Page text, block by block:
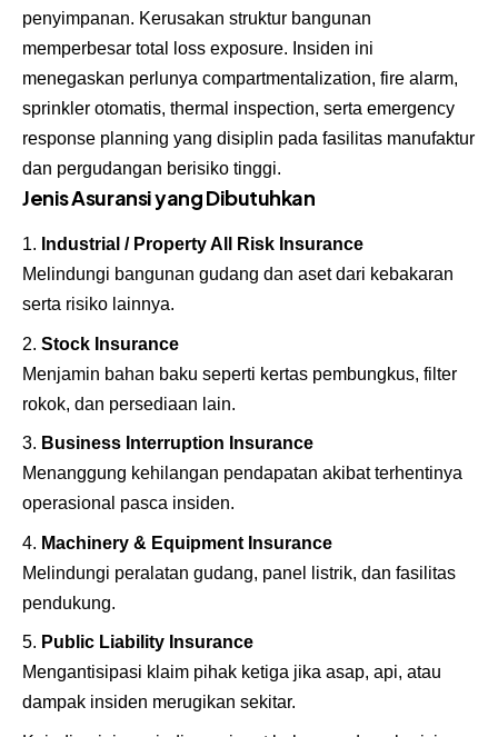
penyimpanan. Kerusakan struktur bangunan
memperbesar total loss exposure. Insiden ini
menegaskan perlunya compartmentalization, fire alarm,
sprinkler otomatis, thermal inspection, serta emergency
response planning yang disiplin pada fasilitas manufaktur
dan pergudangan berisiko tinggi.
Jenis Asuransi yang Dibutuhkan
Industrial / Property All Risk Insurance
Melindungi bangunan gudang dan aset dari kebakaran
serta risiko lainnya.
Stock Insurance
Menjamin bahan baku seperti kertas pembungkus, filter
rokok, dan persediaan lain.
Business Interruption Insurance
Menanggung kehilangan pendapatan akibat terhentinya
operasional pasca insiden.
Machinery & Equipment Insurance
Melindungi peralatan gudang, panel listrik, dan fasilitas
pendukung.
Public Liability Insurance
Mengantisipasi klaim pihak ketiga jika asap, api, atau
dampak insiden merugikan sekitar.